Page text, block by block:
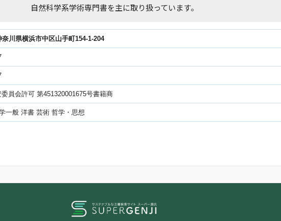
自然科学系学術専門書を主に取り扱っています。
奈川県横浜市中区山手町154-1-204
員会許可 第451320001675号書籍商
一般 洋書 芸術 哲学・思想